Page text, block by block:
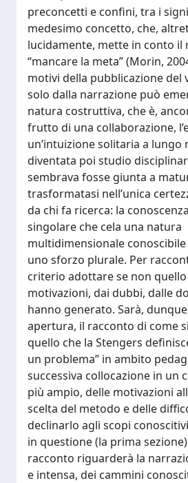
preconcetti e confini, tra i
medesimo concetto, che,
lucidamente, mette in conto il
“mancare la meta” (Morin,
motivi della pubblicazione del
solo dalla narrazione può
natura costruttiva, che è,
frutto di una collaborazione,
un’intuizione solitaria a lungo
diventata poi studio
sembrava fosse giunta a
trasformatasi nell’unica
da chi fa ricerca: la
singolare che cela una natura
multidimensionale
uno sforzo plurale. Per
criterio adottare se non
motivazioni, dai dubbi, dalle
hanno generato. Sarà,
apertura, il racconto di come
quello che la Stengers
un problema” in ambito
successiva collocazione in un
più ampio, delle motivazioni
scelta del metodo e delle
declinarlo agli scopi
in questione (la prima
racconto riguarderà la
e intensa, dei cammini